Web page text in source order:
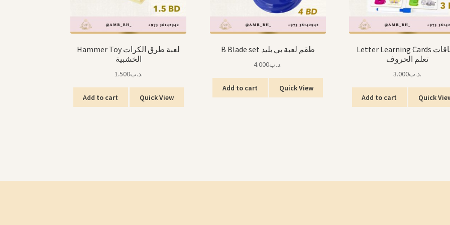
Hammer Toy لعبة طرق الكرات
الخشبية
.د.ب1.500
Add to cart Quick View
B Blade set طقم لعبة بي بليد
.د.ب4.000
Add to cart Quick View
Letter Learning Cards بطاقات
تعلم الحروف
.د.ب3.000
Add to cart Quick